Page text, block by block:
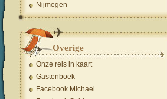
Nijmegen
Overige
Onze reis in kaart
Gastenboek
Facebook Michael